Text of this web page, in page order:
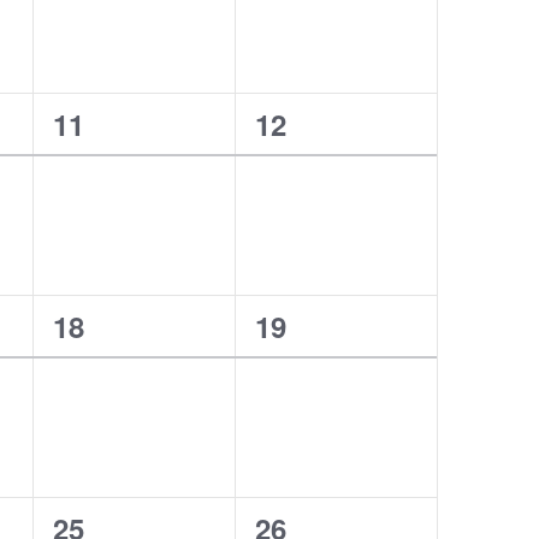
1
wydarzenie,
11
1
wydarzenie,
12
1
wydarzenie,
18
1
wydarzenie,
19
1
25
1
26